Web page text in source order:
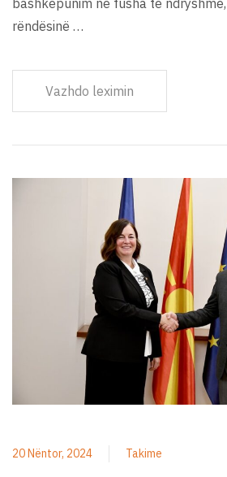
bashkëpunim në fusha të
rëndësinë …
Vazhdo leximin
20 Nëntor, 2024 Takime